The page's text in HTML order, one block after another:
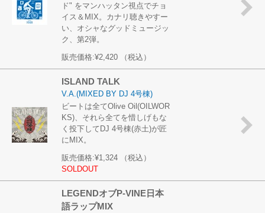
ド" をマンハッタン視点でチョ
イス＆MIX。カナリ聴きやすー
い、オシャなグッドミュージッ
ク、第2弾。
販売価格:¥2,420 （税込）
ISLAND TALK
V.A.(MIXED BY DJ 4号棟)
ビートは全てOlive Oil(OILWOR
KS)、それら全てを惜しげもな
く投下してDJ 4号棟(赤土)が匠
にMIX。
販売価格:¥1,324
（税込）
SOLDOUT
LEGENDオブP-VINE日本
語ラップMIX